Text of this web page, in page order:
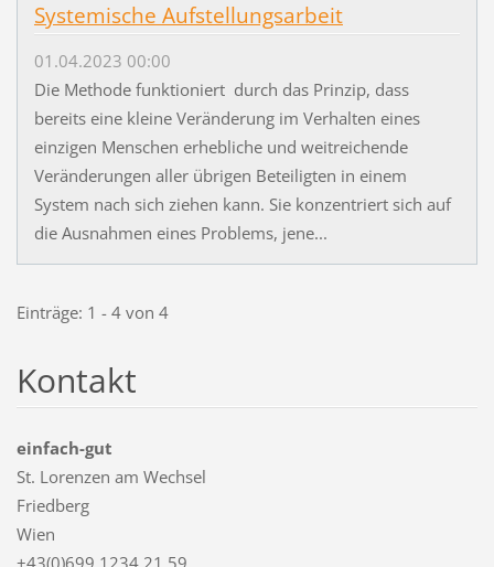
Systemische Aufstellungsarbeit
01.04.2023 00:00
Die Methode funktioniert durch das Prinzip, dass
bereits eine kleine Veränderung im Verhalten eines
einzigen Menschen erhebliche und weitreichende
Veränderungen aller übrigen Beteiligten in einem
System nach sich ziehen kann. Sie konzentriert sich auf
die Ausnahmen eines Problems, jene...
Einträge: 1 - 4 von 4
Kontakt
einfach-gut
St. Lorenzen am Wechsel
Friedberg
Wien
+43(0)699 1234 21 59